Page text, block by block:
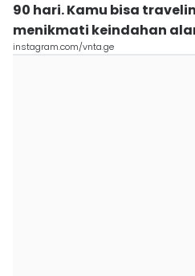
90 hari. Kamu bisa
menikmati keindahan
instagram.com/vnta.ge